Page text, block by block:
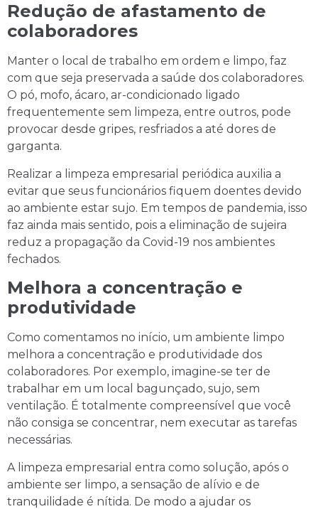
Redução de afastamento de
colaboradores
Manter o local de trabalho em ordem e limpo, faz
com que seja preservada a saúde dos colaboradores.
O pó, mofo, ácaro, ar-condicionado ligado
frequentemente sem limpeza, entre outros, pode
provocar desde gripes, resfriados a até dores de
garganta.
Realizar a limpeza empresarial periódica auxilia a
evitar que seus funcionários fiquem doentes devido
ao ambiente estar sujo. Em tempos de pandemia, isso
faz ainda mais sentido, pois a eliminação de sujeira
reduz a propagação da Covid-19 nos ambientes
fechados.
Melhora a concentração e
produtividade
Como comentamos no início, um ambiente limpo
melhora a concentração e produtividade dos
colaboradores. Por exemplo, imagine-se ter de
trabalhar em um local bagunçado, sujo, sem
ventilação. É totalmente compreensível que você
não consiga se concentrar, nem executar as tarefas
necessárias.
A limpeza empresarial entra como solução, após o
ambiente ser limpo, a sensação de alívio e de
tranquilidade é nítida. De modo a ajudar os